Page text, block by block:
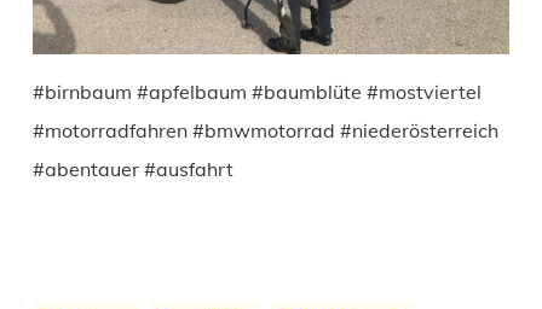
#birnbaum #apfelbaum #baumblüte #mostviertel
#motorradfahren #bmwmotorrad #niederösterreich
#abentauer #ausfahrt